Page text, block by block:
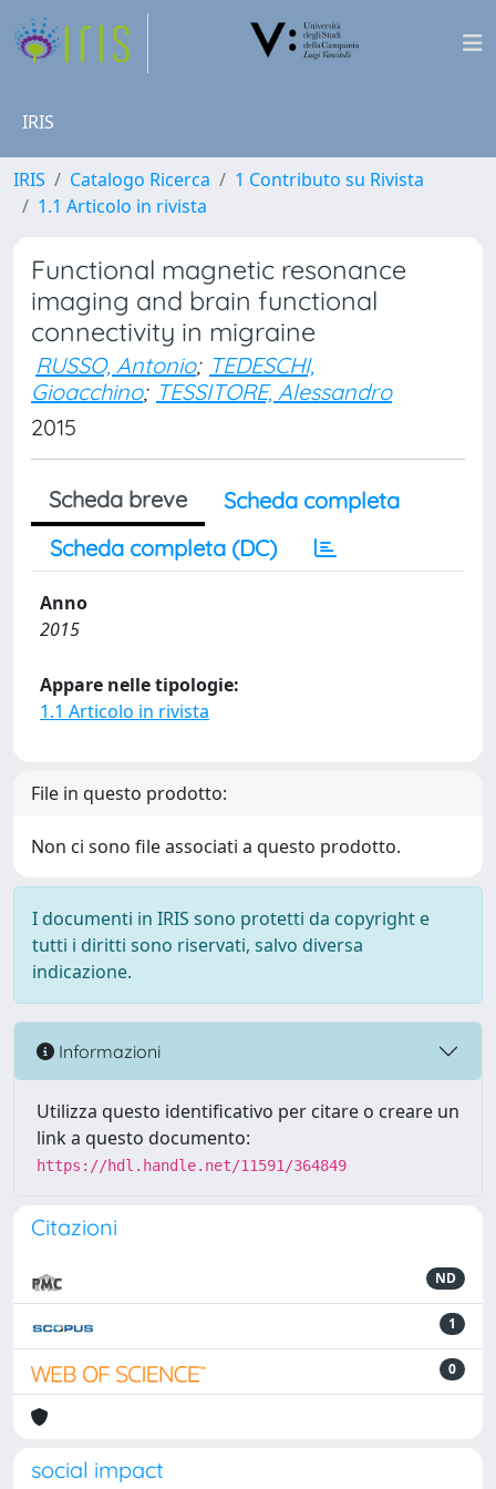
IRIS
IRIS Catalogo Ricerca
1 Contributo su Rivista
1.1 Articolo in rivista
Functional magnetic resonance
imaging and brain functional
connectivity in migraine
RUSSO, Antonio; TEDESCHI,
Gioacchino; TESSITORE, Alessandro
2015
Scheda breve
Scheda completa
Scheda completa (DC)
Anno
2015
Appare nelle tipologie:
1.1 Articolo in rivista
File in questo prodotto:
Non ci sono file associati a questo prodotto.
I documenti in IRIS sono protetti da copyright e
tutti i diritti sono riservati, salvo diversa
indicazione.
Informazioni
Utilizza questo identificativo per citare o creare un
link a questo documento:
https://hdl.handle.net/11591/364849
Citazioni
ND
1
0
social impact